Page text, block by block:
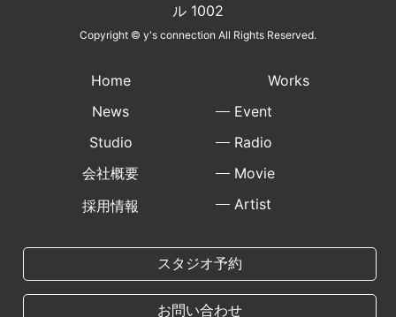
ル 1002
Copyright © y's connection All Rights Reserved.
Home
News
Studio
会社概要
採用情報
Works
Event
Radio
Movie
Artist
スタジオ予約
お問い合わせ